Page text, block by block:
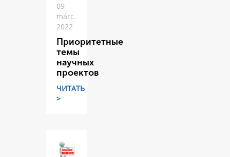
09
márc.
2022
Приоритетные
темы
научных
проектов
ЧИТАТЬ
>